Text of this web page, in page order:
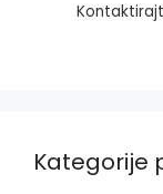
Kategorije